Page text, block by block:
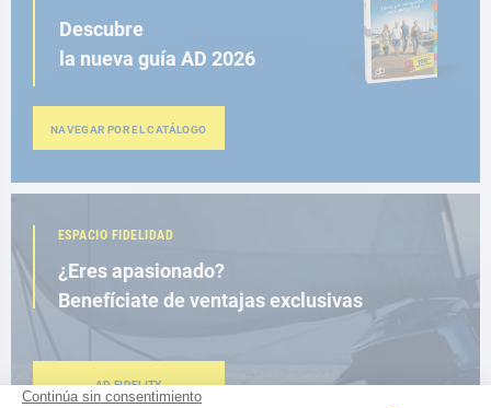
Descubre
la nueva guía AD 2026
NAVEGAR POR EL CATÁLOGO
ESPACIO FIDELIDAD
¿Eres apasionado?
Benefíciate de ventajas exclusivas
AD FIDELITY